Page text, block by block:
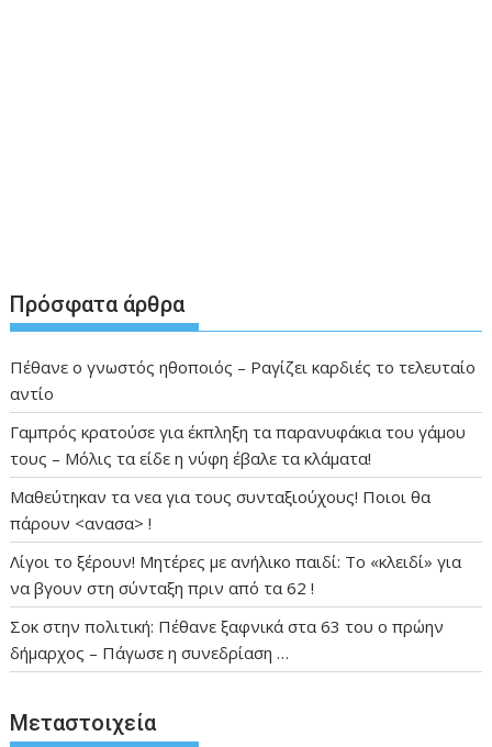
Πρόσφατα άρθρα
Πέθανε ο γνωστός ηθοποιός – Ραγίζει καρδιές το τελευταίο
αντίο
Γαμπρός κρατούσε για έκπληξη τα παρανυφάκια του γάμου
τους – Μόλις τα είδε η νύφη έβαλε τα κλάματα!
Μαθεύτηκαν τα νεα για τους συνταξιούχους! Ποιοι θα
πάρουν <ανασα> !
Λίγοι το ξέρουν! Μητέρες με ανήλικο παιδί: Το «κλειδί» για
να βγουν στη σύνταξη πριν από τα 62 !
Σοκ στην πολιτική: Πέθανε ξαφνικά στα 63 του ο πρώην
δήμαρχος – Πάγωσε η συνεδρίαση …
Μεταστοιχεία